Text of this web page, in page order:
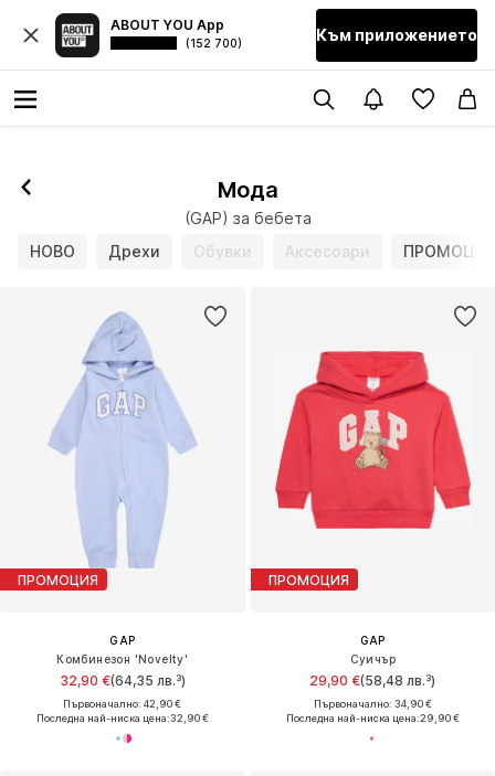
ABOUT YOU App
(152 700) Към приложението
Мода
(GAP) за бебета
НОВО
Дрехи Обувки Аксесоари
ПРОМОЦИЯ
GAP
Комбинезон 'Novelty'
32,90 €(64,35 лв.³)
Първоначално: 42,90 €
Последна най-ниска цена:32,90 €
ПРОМОЦИЯ
GAP
Суичър
29,90 €(58,48 лв.³)
Първоначално: 34,90 €
Последна най-ниска цена:29,90 €